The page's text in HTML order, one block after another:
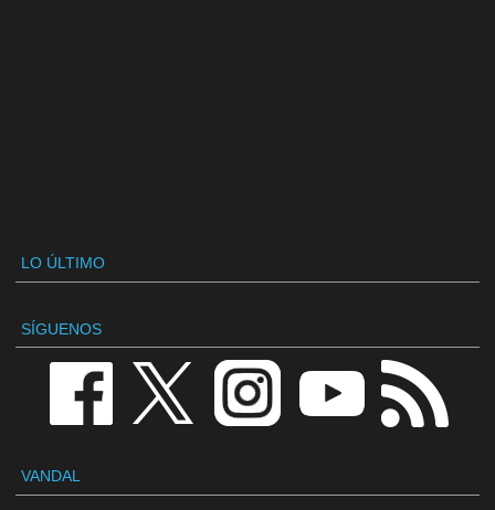
LO ÚLTIMO
SÍGUENOS
VANDAL